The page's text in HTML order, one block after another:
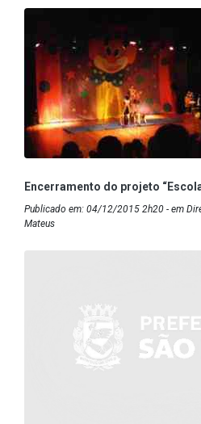
Encerramento do projeto
Publicado em: 04/12/2015 2h20 - em
Mateus